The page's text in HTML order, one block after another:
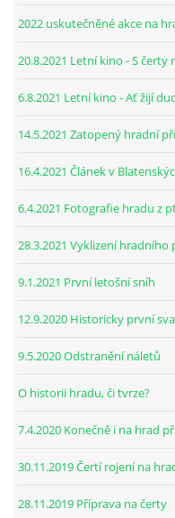
2022 uskutečněné akce na
20.8.2021 Letní kino - S čerty
6.8.2021 Letní kino - Ať žijí
14.5.2021 Zatopený hradní
16.4.2021 Článek v
6.4.2021 Fotografie hradu z
28.3.2021 Vyklizení
9.1.2021 První letošní sníh
12.9.2020 Historicky první
9.5.2020 Odstranění náletů
O historii hradu, či tvrze?
7.4.2020 Konečně i na hrad
30.11.2019 Čertí rojení na
28.11.2019 Příprava na čerty